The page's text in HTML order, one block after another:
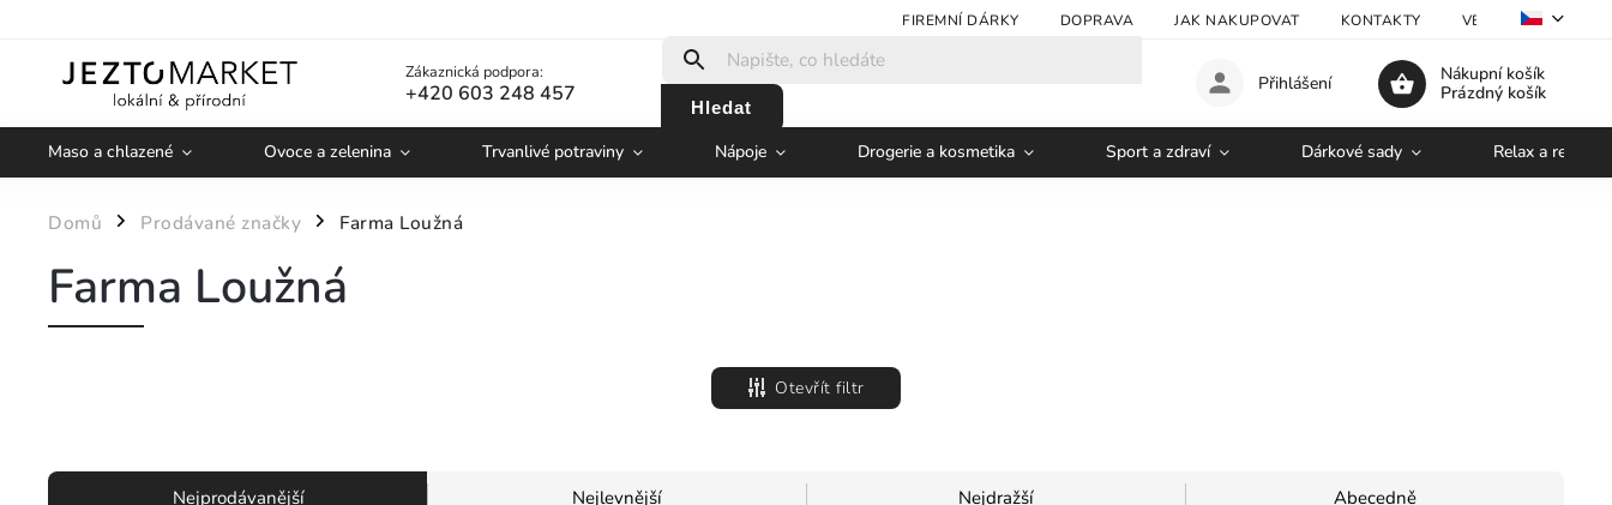
FIREMNÍ DÁRKY DOPRAVA JAK NAKUPOVAT KONTAKTY VELKOOBCHOD
Zákaznická podpora:
+420 603 248 457
Hledat
Nákupní košík
Prázdný košík
Přihlášení
Maso a chlazené Ovoce a zelenina Trvanlivé potraviny Nápoje Drogerie a kosmetika Sport a zdraví Dárkové sady Relax a
Domů / Prodávané značky / Farma Loužná
Farma Loužná
Otevřít filtr
Nejprodávanější Nejlevnější Nejdražší Abecedně